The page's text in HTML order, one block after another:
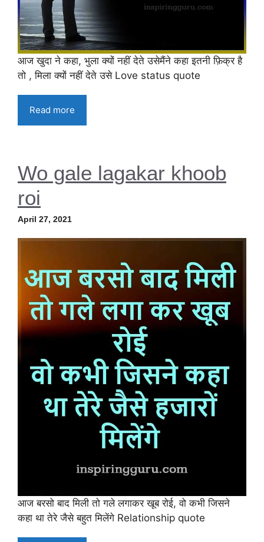
आज खुदा ने कहा, भुला क्यों नहीं देते उसेमैंने कहा इतनी फ़िक्र है
तो , मिला क्यों नहीं देते उसे Love status quote
Read more
Wo gale lagakar khoob
roi
April 27, 2021
आज बरसो बाद मिली तो गले लगाकर खूब रोई, वो कभी जिसने
कहा था तेरे जैसे बहुत मिलेंगे Relationship quote